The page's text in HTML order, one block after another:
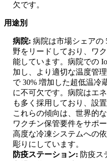
欠です。
用途別
病院: 病院は市場シェアの
野をリードしており、ワ
能しています。病院での
加し、より適切な温度管
で 30% 増加した超低温冷
に不可欠です。病院はエ
も多く採用しており、設
これらの傾向は、世界的
ワクチン保管要件をサポ
高度な冷凍システムへの
彫りにしています。
防疫ステーション: 防疫ス